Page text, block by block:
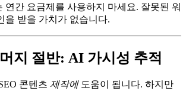
연간 요금제를 사용하지 마세요. 잘못된 워
을 받을 가치가 없습니다.
지 절반: AI 가시성 추적
콘텐츠 제작에도움이 됩니다. 하지만